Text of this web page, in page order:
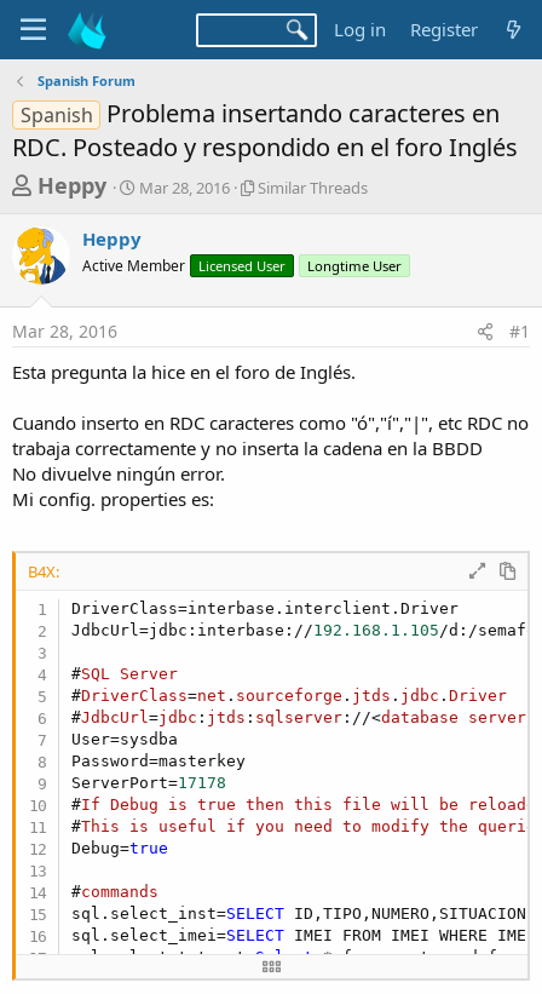
Log in Register
Spanish Forum
Spanish
Problema insertando caracteres en
RDC. Posteado y respondido en el foro Inglés
T
r
e
a
d
s
a
r
t
r
Heppy
S
r
t
a
Mar 28, 2016
S
l
r
r
a
d
Similar Threads
Heppy
Active Member Licensed User Longtime User
Mar 28, 2016 #1
Esta pregunta la hice en el foro de Inglés.
Cuando inserto en RDC caracteres como "ó","í","|", etc RDC no
trabaja correctamente y no inserta la cadena en la BBDD
No divuelve ningún error.
Mi config. properties es:
B4X:
DriverClass=interbase.interclient.Driver
JdbcUrl=jdbc:interbase://192.168 .1 .105
#SQL
Server
#DriverClass=net . sourceforge . jtds . jdbc .Driver
#JdbcUrl=jdbc : jtds : sqlserver ://<database server
User=sysdba
Password=masterkey
ServerPort=17178
#If Debug is true then this file will be
#This is useful if you need to modify the
Debug=true
#commands
sql.select_inst=SELECT
sql.select_imei=SELECT IMEI FROM IMEI WHERE
sql.select_totmant= Select
* from mantepredef
#sql.select_sptotmant=EXECUTE PROCEDURE